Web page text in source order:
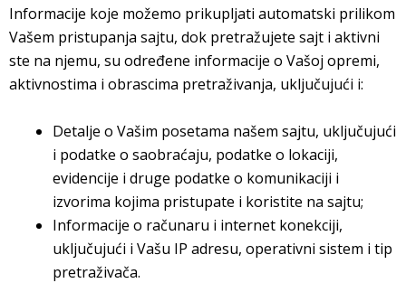
Informacije koje možemo prikupljati automatski prilikom
Vašem pristupanja sajtu, dok pretražujete sajt i aktivni
ste na njemu, su određene informacije o Vašoj opremi,
aktivnostima i obrascima pretraživanja, uključujući i:
Detalje o Vašim posetama našem sajtu, uključujući
i podatke o saobraćaju, podatke o lokaciji,
evidencije i druge podatke o komunikaciji i
izvorima kojima pristupate i koristite na sajtu;
Informacije o računaru i internet konekciji,
uključujući i Vašu IP adresu, operativni sistem i tip
pretraživača.